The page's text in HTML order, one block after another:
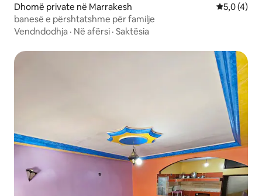
Dhomë private në Marrakesh Vlerësimi
5,0 (4)
banesë e përshtatshme për familje
Vendndodhja · Në afërsi · Saktësia